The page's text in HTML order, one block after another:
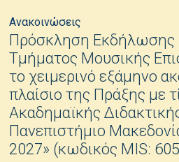
Ανακοινώσεις
Πρόσκληση Εκδήλωσης
Τμήματος Μουσικής
το χειμερινό εξάμηνο
πλαίσιο της Πράξης με
Ακαδημαϊκής
Πανεπιστήμιο
2027» (κωδικός MIS: